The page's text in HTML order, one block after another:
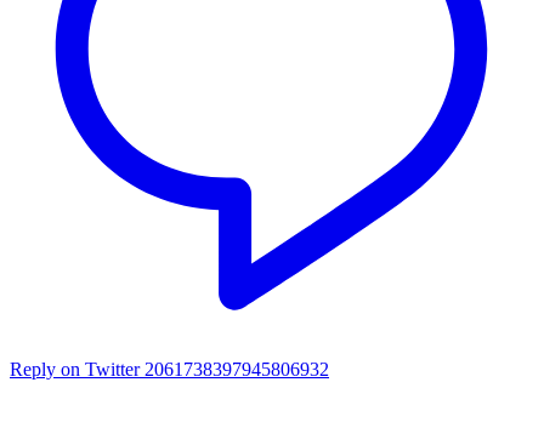
Reply on Twitter 2061738397945806932